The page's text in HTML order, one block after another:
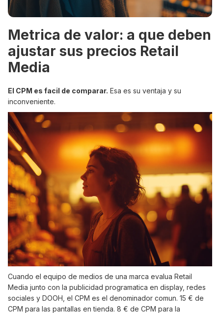
Metrica de valor: a que deben
ajustar sus precios Retail
Media
El CPM es facil de comparar. Esa es su ventaja y su
inconveniente.
Cuando el equipo de medios de una marca evalua Retail
Media junto con la publicidad programatica en display, redes
sociales y DOOH, el CPM es el denominador comun. 15 € de
CPM para las pantallas en tienda. 8 € de CPM para la